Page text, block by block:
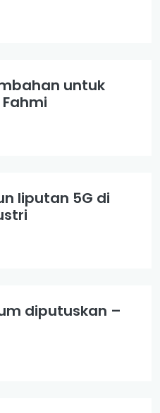
untuk
liputan 5G di
diputuskan –